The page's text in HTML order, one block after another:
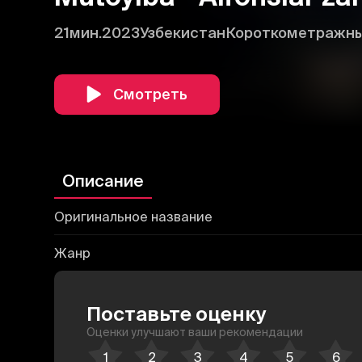
21мин.2023Узбекистан
Смотреть
Описание
Оригинальное название
Жанр
Поставьте оценку
Оценки улучшают ваши рекомендации